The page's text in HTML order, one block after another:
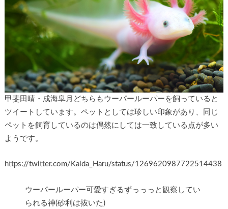
甲斐田晴・成海皐月どちらもウーパールーパーを飼っていると
ツイートしています。ペットとしては珍しい印象があり、同じ
ペットを飼育しているのは偶然にしては一致している点が多い
ようです。
https://twitter.com/Kaida_Haru/status/1269620987722514438
ウーパールーパー可愛すぎるずっっっと観察してい
られる神(砂利は抜いた)